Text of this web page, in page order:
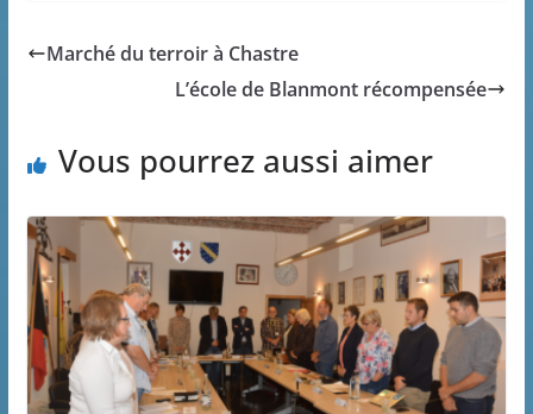
Marché du terroir à Chastre
L’école de Blanmont récompensée
Vous pourrez aussi aimer